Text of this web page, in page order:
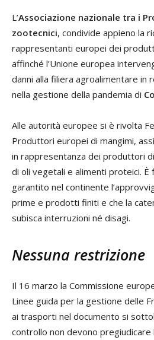
L’Associazione nazionale tra i
zootecnici, condivide appieno la
rappresentanti europei dei
affinché l’Unione europea
danni alla filiera agroalimentare in
nella gestione della pandemia di
Alle autorità europee si è rivolta
Produttori europei di mangimi,
in rappresentanza dei produttori
di oli vegetali e alimenti proteici. È
garantito nel continente
prime e prodotti finiti e che la
subisca interruzioni né disagi.
Nessuna restrizione
Il 16 marzo la Commissione
Linee guida per la gestione delle
ai trasporti nel documento si
controllo non devono pregiudicare